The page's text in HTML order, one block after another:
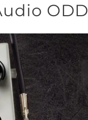
ODD